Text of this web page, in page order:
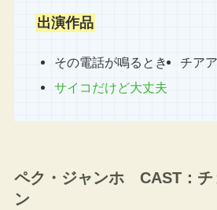
出演作品
その電話が鳴るとき チア
サイコだけど大丈夫
ペク・ジャンホ CAST：チ
ン